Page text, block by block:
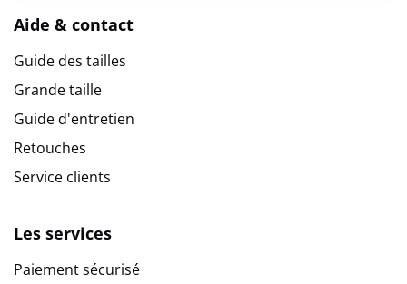
Aide & contact
Guide des tailles
Grande taille
Guide d'entretien
Retouches
Service clients
Les services
Paiement sécurisé